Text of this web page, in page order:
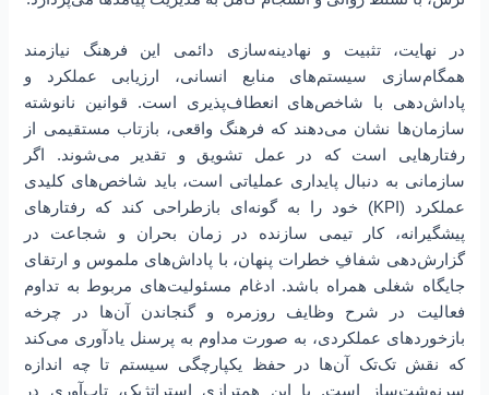
در نهایت، تثبیت و نهادینه‌سازی دائمی این فرهنگ نیازمند
همگام‌سازی سیستم‌های منابع انسانی، ارزیابی عملکرد و
پاداش‌دهی با شاخص‌های انعطاف‌پذیری است. قوانین نانوشته
سازمان‌ها نشان می‌دهند که فرهنگ واقعی، بازتاب مستقیمی از
رفتارهایی است که در عمل تشویق و تقدیر می‌شوند. اگر
سازمانی به دنبال پایداری عملیاتی است، باید شاخص‌های کلیدی
عملکرد (KPI) خود را به گونه‌ای بازطراحی کند که رفتارهای
پیشگیرانه، کار تیمی سازنده در زمان بحران و شجاعت در
گزارش‌دهی شفافِ خطرات پنهان، با پاداش‌های ملموس و ارتقای
جایگاه شغلی همراه باشد. ادغام مسئولیت‌های مربوط به تداوم
فعالیت در شرح وظایف روزمره و گنجاندن آن‌ها در چرخه
بازخوردهای عملکردی، به صورت مداوم به پرسنل یادآوری می‌کند
که نقش تک‌تک آن‌ها در حفظ یکپارچگی سیستم تا چه اندازه
سرنوشت‌ساز است. با این همترازیِ استراتژیک، تاب‌آوری در